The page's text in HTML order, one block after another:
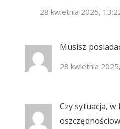
28 kwietnia 2025,
Musisz
28 kwietnia
Czy sytuacja,